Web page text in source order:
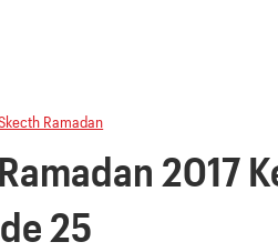
Ramadan
2017
25